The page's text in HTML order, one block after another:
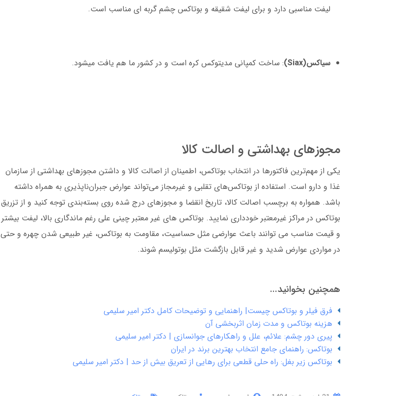
لیفت مناسبی دارد و برای لیفت شقیقه و بوتاکس چشم گربه ای مناسب است.
سیاکس(Siax) : ساخت کمپانی مدیتوکس کره است و در کشور ما هم یافت میشود.
مجوزهای بهداشتی و اصالت کالا
یکی از مهم‌ترین فاکتورها در انتخاب بوتاکس، اطمینان از اصالت کالا و داشتن مجوزهای بهداشتی از سازمان
غذا و دارو است. استفاده از بوتاکس‌های تقلبی و غیرمجاز می‌تواند عوارض جبران‌ناپذیری به همراه داشته
باشد. همواره به برچسب اصالت کالا، تاریخ انقضا و مجوزهای درج شده روی بسته‌بندی توجه کنید و از تزریق
بوتاکس در مراکز غیرمعتبر خودداری نمایید. بوتاکس های غیر معتبر چینی علی رغم ماندگاری بالا، لیفت بیشتر
و قیمت مناسب می توانند باعث عوارضی مثل حساسیت، مقاومت به بوتاکس، غیر طبیعی شدن چهره و حتی
در مواردی عوارض شدید و غیر قابل بازگشت مثل بوتولیسم شوند.
همچنین بخوانید...
فرق فیلر و بوتاکس چیست| راهنمایی و توضیحات کامل دکتر امیر سلیمی
هزینه بوتاکس و مدت زمان اثربخشی آن
پیری دور چشم: علائم، علل و راهکارهای جوانسازی | دکتر امیر سلیمی
بوتاکس: راهنمای جامع انتخاب بهترین برند در ایران
بوتاکس زیر بغل: راه حلی قطعی برای رهایی از تعریق بیش از حد | دکتر امیر سلیمی